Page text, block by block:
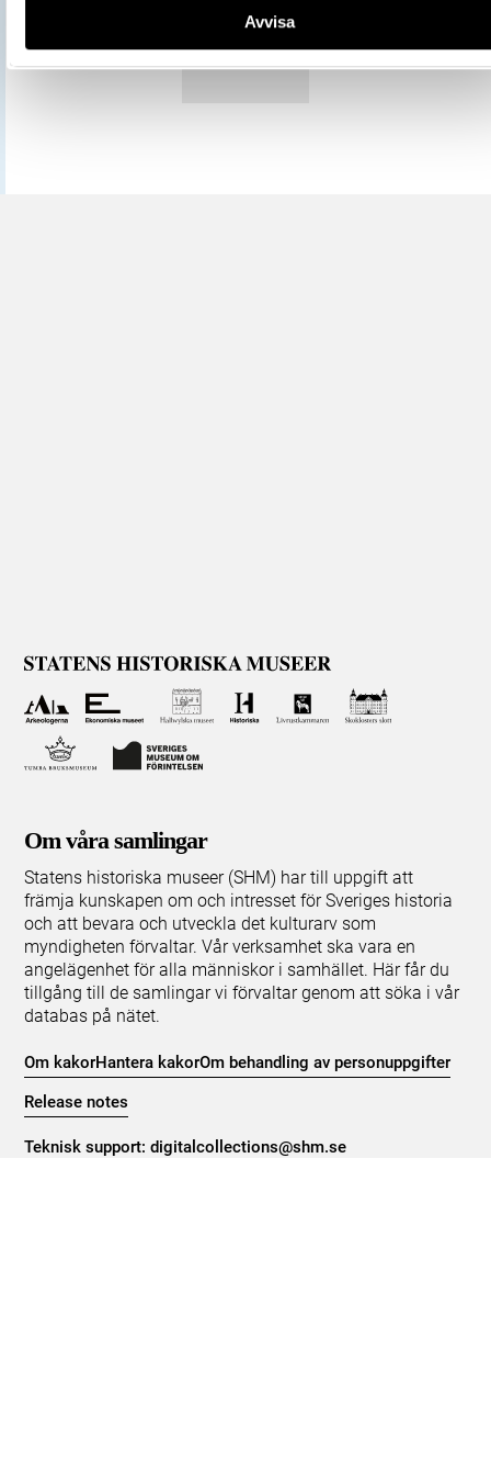
Avvisa
Om våra samlingar
Statens historiska museer (SHM) har till uppgift att
främja kunskapen om och intresset för Sveriges historia
och att bevara och utveckla det kulturarv som
myndigheten förvaltar. Vår verksamhet ska vara en
angelägenhet för alla människor i samhället. Här får du
tillgång till de samlingar vi förvaltar genom att söka i vår
databas på nätet.
Om kakorHantera kakorOm behandling av personuppgifter
Release notes
Teknisk support:digitalcollections@shm.se